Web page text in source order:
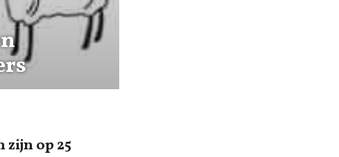
zijn op 25